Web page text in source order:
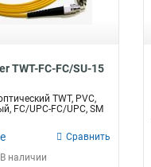
1281
TWT-FC-FC/SU-15
TWT, PVC,
FC/UPC-FC/UPC, SM
Сравнить
В наличии